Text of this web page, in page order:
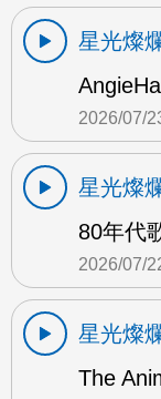
星光燦
2026/07/
星光燦
80年代
2026/07/
星光燦
The